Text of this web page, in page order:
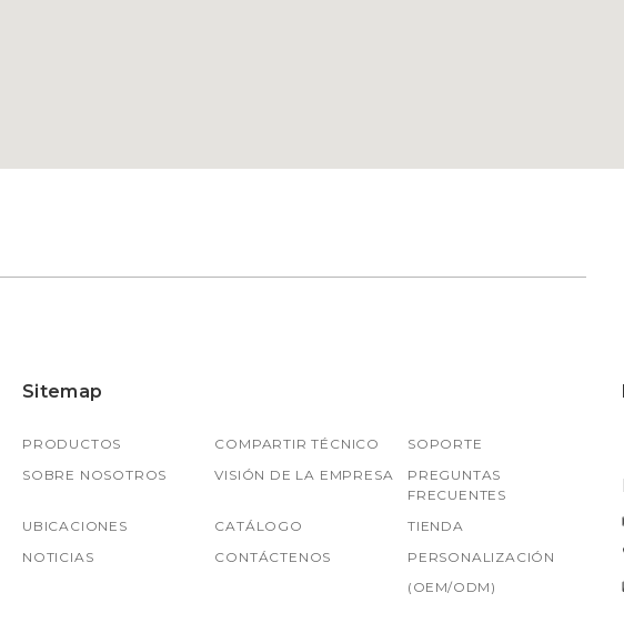
Sitemap
PRODUCTOS COMPARTIR TÉCNICO
SOPORTE
SOBRE NOSOTROS
VISIÓN DE LA EMPRESA
PREGUNTAS
FRECUENTES
UBICACIONES
CATÁLOGO
TIENDA
NOTICIAS
CONTÁCTENOS
PERSONALIZACIÓN
(OEM/ODM)